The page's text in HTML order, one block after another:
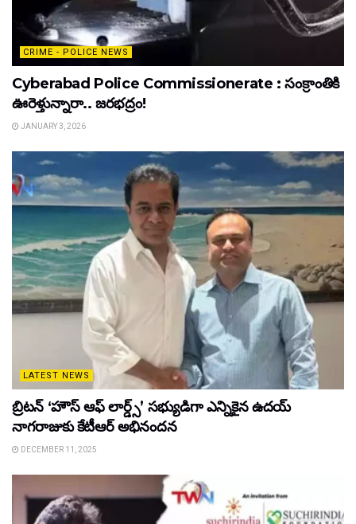
CRIME - POLICE NEWS
Cyberabad Police Commissionerate : సంక్రాంతికి
ఊరెళ్తున్నారా.. జరభద్రం!
JANUARY 3, 2026
LATEST NEWS
బ్రిటన్ ‘హౌస్ ఆఫ్ లార్డ్స్’ సభ్యుడిగా ఎన్నికైన ఉదయ్
నాగరాజుకు కేటీఆర్ అభినందన
DECEMBER 11, 2025